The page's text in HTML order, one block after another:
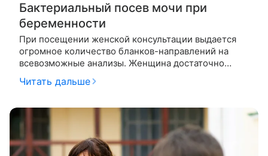
Бактериальный посев мочи при
беременности
При посещении женской консультации выдается
огромное количество бланков-направлений на
всевозможные анализы. Женщина достаточно
часто озадачена, что же сдавать в первую очередь,
а что может подождать. В числе первых
Читать дальше